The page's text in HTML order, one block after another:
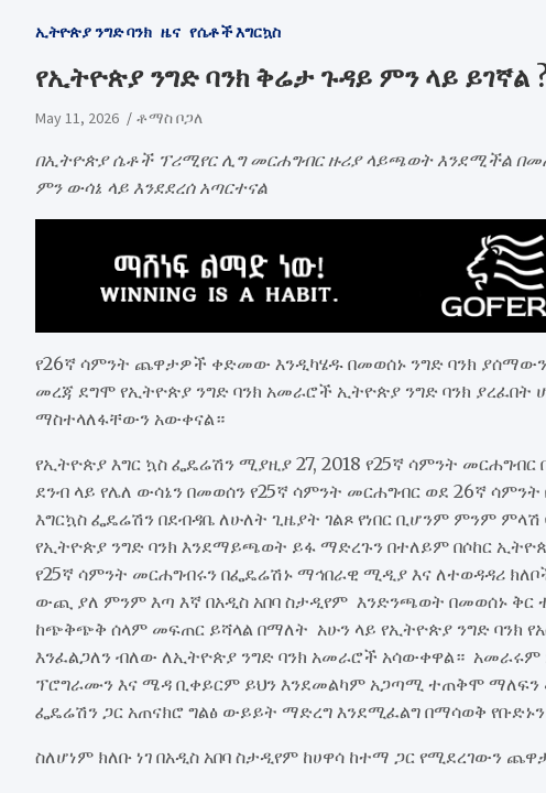
ኢትዮጵያ ንግድ ባንክ ዜና የሴቶች እግርኳስ
የኢትዮጵያ ንግድ ባንክ ቅሬታ ጉዳይ ምን ላይ ይገኛል
May 11, 2026 ቶማስ ቦጋለ
በኢትዮጵያ ሴቶች ፕሪሚየር ሊግ መርሐግብር ዙሪያ ላይጫወት እንደሚችል
ምን ውሳኔ ላይ እንደደረሰ አጣርተናል
የ26ኛ ሳምንት ጨዋታዎች ቀድመው እንዲካሄዱ በመወሰኑ ንግድ ባንክ ያሰማውን
መረጃ ደግሞ የኢትዮጵያ ንግድ ባንክ አመራሮች ኢትዮጵያ ንግድ ባንክ
ማስተላለፋቸውን አውቀናል።
የኢትዮጵያ እግር ኳስ ፌዴሬሽን ሚያዚያ 27, 2018 የ25ኛ ሳምንት
ደንብ ላይ የሌለ ውሳኔን በመወሰን የ25ኛ ሳምንት መርሐግብር ወደ 26ኛ
እግርኳስ ፌዴሬሽን በደብዳቤ ለሁለት ጊዜያት ገልጾ የነበር ቢሆንም ምንም
የኢትዮጵያ ንግድ ባንክ እንደማይጫወት ይፋ ማድረጉን በተለይም በሶከር
የ25ኛ ሳምንት መርሐግብሩን በፌዴሬሽኑ ማኅበራዊ ሚዲያ እና ለተወዳዳሪ
ውጪ ያለ ምንም እጣ እኛ በአዲስ አበባ ስታዲየም እንድንጫወት በመወሰኑ ቅር
ከጭቅጭቅ ሰላም መፍጠር ይሻላል በማለት አሁን ላይ የኢትዮጵያ ንግድ ባንክ
እንፈልጋለን ብለው ለኢትዮጵያ ንግድ ባንክ አመራሮች አሳውቀዋል። አመራሩም
ፕሮግራሙን እና ሜዳ ቢቀይርም ይህን እንደመልካም አጋጣሚ ተጠቅሞ ማለፍን
ፌዴሬሽን ጋር አጠናክሮ ግልፅ ውይይት ማድረግ እንደሚፈልግ በማሳወቅ
ስለሆነም ክለቡ ነገ በአዲስ አበባ ስታዲየም ከሀዋሳ ከተማ ጋር የሚደረገውን